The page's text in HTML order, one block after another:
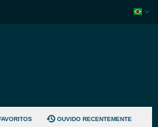
OUVIDO RECENTEMENTE